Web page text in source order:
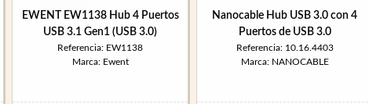
EWENT EW1138 Hub 4 Puertos
USB 3.1 Gen1 (USB 3.0)
Referencia: EW1138
Marca: Ewent
Nanocable Hub USB 3.0 con 4
Puertos de USB 3.0
Referencia: 10.16.4403
Marca: NANOCABLE